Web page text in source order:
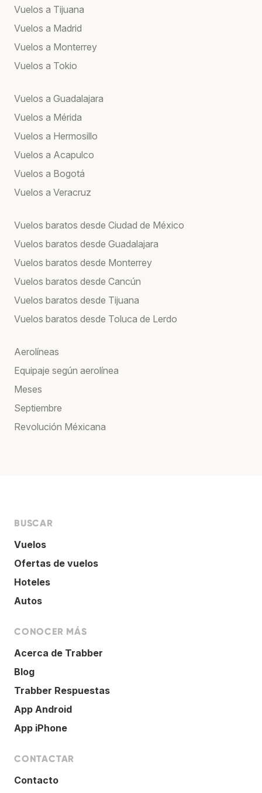
Vuelos a Tijuana
Vuelos a Madrid
Vuelos a Monterrey
Vuelos a Tokio
Vuelos a Guadalajara
Vuelos a Mérida
Vuelos a Hermosillo
Vuelos a Acapulco
Vuelos a Bogotá
Vuelos a Veracruz
Vuelos baratos desde Ciudad de México
Vuelos baratos desde Guadalajara
Vuelos baratos desde Monterrey
Vuelos baratos desde Cancún
Vuelos baratos desde Tijuana
Vuelos baratos desde Toluca de Lerdo
Aerolíneas
Equipaje según aerolínea
Meses
Septiembre
Revolución Méxicana
BUSCAR
Vuelos
Ofertas de vuelos
Hoteles
Autos
CONOCER MÁS
Acerca de Trabber
Blog
Trabber Respuestas
App Android
App iPhone
CONTACTAR
Contacto